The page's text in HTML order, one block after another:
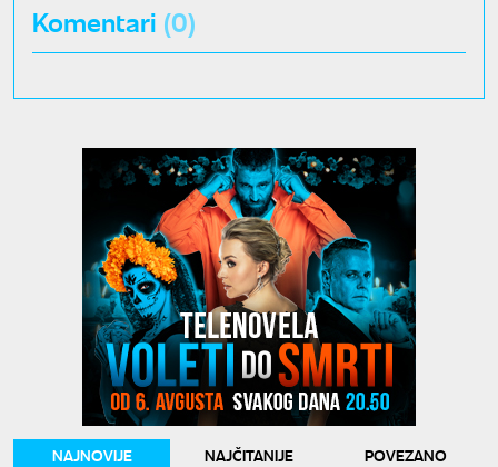
Komentari (0)
NAJNOVIJE NAJČITANIJE
POVEZANO